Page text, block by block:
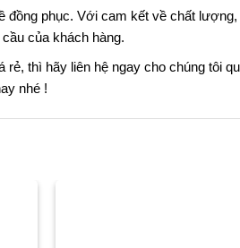
đồng phục. Với cam kết về chất
của khách hàng.
thì hãy liên hệ ngay cho chúng tôi
nhé !